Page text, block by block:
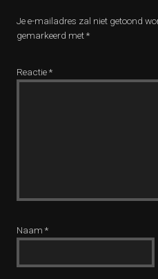
Je e-mailadres zal niet getoond
gemarkeerd met*
Reactie*
Naam *